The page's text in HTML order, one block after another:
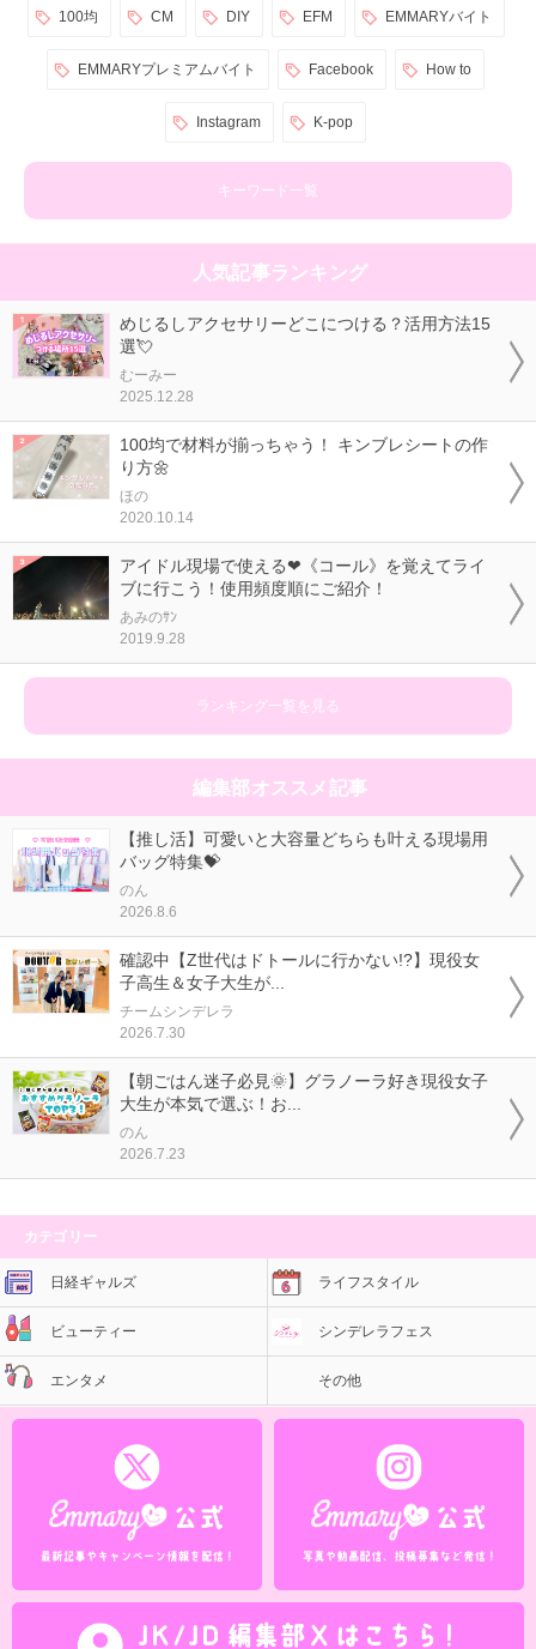
100均 CM DIY EFM EMMARYバイト
EMMARYプレミアムバイト Facebook How to
Instagram K-pop
キーワード一覧
人気記事ランキング
めじるしアクセサリーどこにつける？活用方法15
選💘
むーみー
2025.12.28
100均で材料が揃っちゃう！ キンブレシートの作
り方🌼
ほの
2020.10.14
アイドル現場で使える❤《コール》を覚えてライ
ブに行こう！使用頻度順にご紹介！
あみのｻﾝ
2019.9.28
ランキング一覧を見る
編集部オススメ記事
【推し活】可愛いと大容量どちらも叶える現場用
バッグ特集💝
のん
2026.8.6
確認中【Z世代はドトールに行かない!?】現役女
子高生＆女子大生が...
チームシンデレラ
2026.7.30
【朝ごはん迷子必見🌞】グラノーラ好き現役女子
大生が本気で選ぶ！お...
のん
2026.7.23
カテゴリー
日経ギャルズ ライフスタイル
ビューティー シンデレラフェス
エンタメ その他